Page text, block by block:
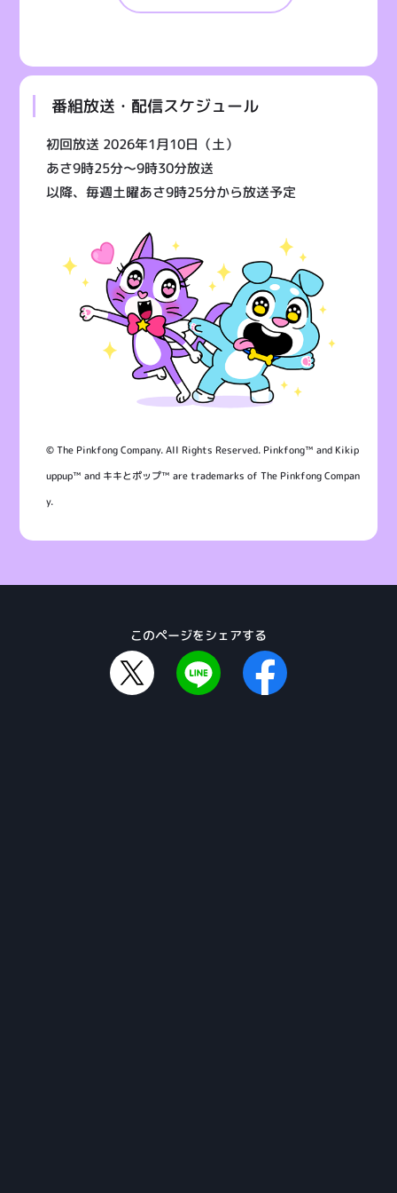
番組放送・配信スケジュール
初回放送 2026年1月10日（土）
あさ9時25分〜9時30分放送
以降、毎週土曜あさ9時25分から放送予定
© The Pinkfong Company. All Rights Reserved. Pinkfong™ and Kikip
uppup™ and キキとポップ™ are trademarks of The Pinkfong Compan
y.
このページをシェアする